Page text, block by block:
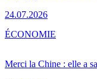
24.07.2026
Merci la Chine : elle a
ÉCONOMIE